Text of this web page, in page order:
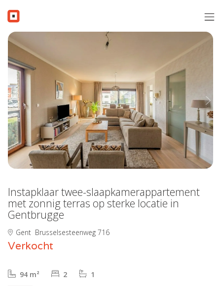
Over i-Moov
Inschrijven
Verkopen
Aanbod
Verkocht
Contact
Gratis schatting
Previous
Gent Brusselsesteenweg 716
Verkocht
94 m² 2 1
Instapklaar twee-slaapkamerappartement
met zonnig terras op sterke locatie in
Gentbrugge